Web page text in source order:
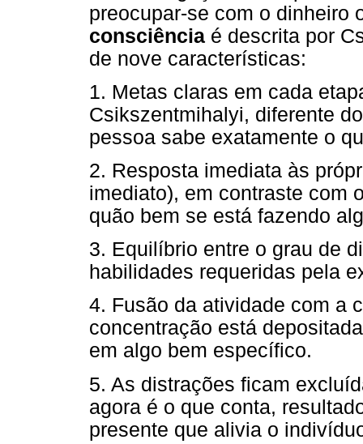
preocupar-se com o dinheiro
consciência é descrita por
de nove características:
1. Metas claras em cada
Csikszentmihalyi, diferente
pessoa sabe exatamente o
2. Resposta imediata às
imediato), em contraste com
quão bem se está fazendo
3. Equilíbrio entre o grau de
habilidades requeridas pela
4. Fusão da atividade com a
concentração está
em algo bem específico.
5. As distrações ficam
agora é o que conta,
presente que alivia o